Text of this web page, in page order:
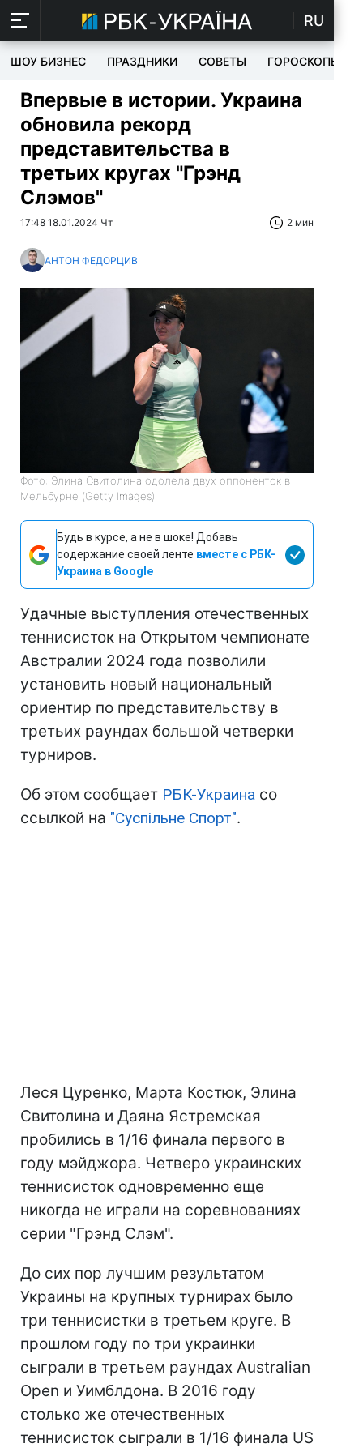
RU
ШОУ БИЗНЕС ПРАЗДНИКИ СОВЕТЫ ГОРОСКОПЫ
Впервые в истории. Украина
обновила рекорд
представительства в
третьих кругах "Грэнд
Слэмов"
17:48 18.01.2024 Чт 2 мин
АНТОН ФЕДОРЦИВ
Фото: Элина Свитолина одолела двух оппоненток в
Мельбурне (Getty Images)
Будь в курсе, а не в шоке! Добавь
содержание своей ленте вместе с РБК-
Украина в Google
Удачные выступления отечественных
теннисисток на Открытом чемпионате
Австралии 2024 года позволили
установить новый национальный
ориентир по представительству в
третьих раундах большой четверки
турниров.
Об этом сообщает РБК-Украина со
ссылкой на "Суспільне Спорт".
Леся Цуренко, Марта Костюк, Элина
Свитолина и Даяна Ястремская
пробились в 1/16 финала первого в
году мэйджора. Четверо украинских
теннисисток одновременно еще
никогда не играли на соревнованиях
серии "Грэнд Слэм".
До сих пор лучшим результатом
Украины на крупных турнирах было
три теннисистки в третьем круге. В
прошлом году по три украинки
сыграли в третьем раундах Australian
Open и Уимблдона. В 2016 году
столько же отечественных
теннисисток сыграли в 1/16 финала US